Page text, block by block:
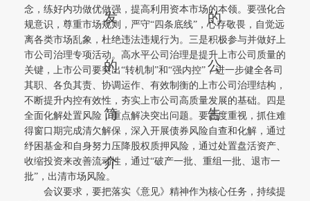
发
的
简
介
的
公
告
念，练好内功做优做强，提高利用资本市场的本领。要强化合
规意识，尊重市场规则，严守“四条底线”，心存敬畏，自觉远
离各类市场乱象，杜绝违法违规行为。三是积极参与并做好上
市公司治理专项活动。高水平公司治理是提升上市公司质量的
关键，上市公司要突出“转机制”和“强内控”，进一步健全各司
其职、各负其责、协调运作、有效制衡的上市公司治理结构，
不断提升内控有效性，夯实上市公司高质量发展的基础。四是
全面化解处置风险，重点解决突出问题。要高度重视，抓住难
得窗口期完成清欠解保，深入开展债券风险自查和化解，通过
纾困基金和自身努力压降股权质押风险，通过处置盘活资产、
收缩投资来改善流动性，通过“破产一批、重组一批、退市一
批”，出清市场风险。
会议要求，要把落实《意见》精神作为核心任务，持续提